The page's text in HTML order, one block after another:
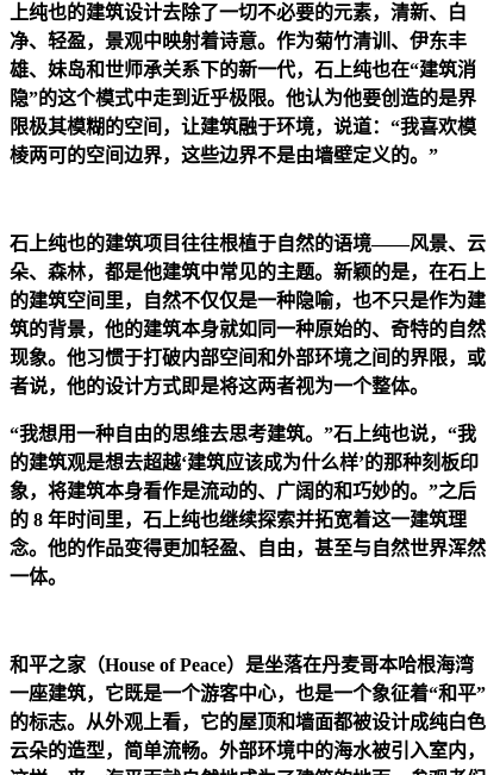
上纯也的建筑设计去除了一切不必要的元素，清新、白
净、轻盈，景观中映射着诗意。作为菊竹清训、伊东丰
雄、妹岛和世师承关系下的新一代，石上纯也在“建筑消
隐”的这个模式中走到近乎极限。他认为他要创造的是界
限极其模糊的空间，让建筑融于环境，说道：“我喜欢模
棱两可的空间边界，这些边界不是由墙壁定义的。”
石上纯也的建筑项目往往根植于自然的语境——风景、云
朵、森林，都是他建筑中常见的主题。新颖的是，在石上
的建筑空间里，自然不仅仅是一种隐喻，也不只是作为建
筑的背景，他的建筑本身就如同一种原始的、奇特的自然
现象。他习惯于打破内部空间和外部环境之间的界限，或
者说，他的设计方式即是将这两者视为一个整体。
“我想用一种自由的思维去思考建筑。”石上纯也说，“我
的建筑观是想去超越‘建筑应该成为什么样’的那种刻板印
象，将建筑本身看作是流动的、广阔的和巧妙的。”之后
的 8 年时间里，石上纯也继续探索并拓宽着这一建筑理
念。他的作品变得更加轻盈、自由，甚至与自然世界浑然
一体。
和平之家（House of Peace）是坐落在丹麦哥本哈根海湾
一座建筑，它既是一个游客中心，也是一个象征着“和平”
的标志。从外观上看，它的屋顶和墙面都被设计成纯白色
云朵的造型，简单流畅。外部环境中的海水被引入室内，